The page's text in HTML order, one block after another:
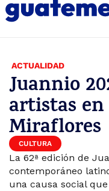
ACTUALIDAD
Juannio
artistas
Miraflores
CULTURA
La 62ª edición de
contemporáneo
una causa social